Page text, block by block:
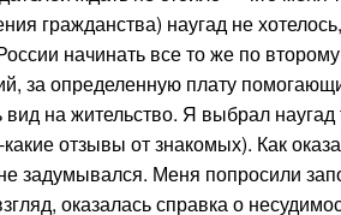
гражданства) наугад не
начинать все то же по
за определенную плату
на жительство. Я выбрал
отзывы от знакомых). Как
задумывался. Меня попросили
оказалась справка о